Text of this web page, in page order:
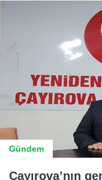
Gündem
Çayırova’nın